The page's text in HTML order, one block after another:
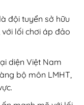
đội tuyển sở hữu
với lối chơi áp đảo
diện Việt Nam
bộ môn LMHT,